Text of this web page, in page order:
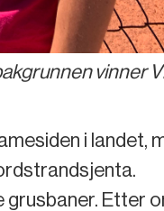
vinner
i landet,
Etter